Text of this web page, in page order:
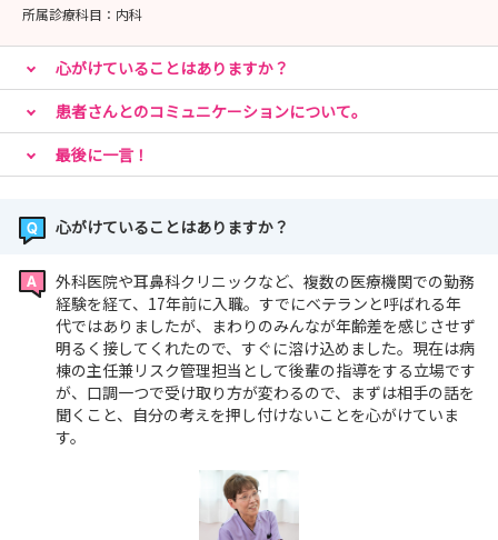
所属診療科目： 内科
心がけていることはありますか？
患者さんとのコミュニケーションについて。
最後に一言！
心がけていることはありますか？
外科医院や耳鼻科クリニックなど、複数の医療機関での勤務
経験を経て、17年前に入職。すでにベテランと呼ばれる年
代ではありましたが、まわりのみんなが年齢差を感じさせず
明るく接してくれたので、すぐに溶け込めました。現在は病
棟の主任兼リスク管理担当として後輩の指導をする立場です
が、口調一つで受け取り方が変わるので、まずは相手の話を
聞くこと、自分の考えを押し付けないことを心がけていま
す。